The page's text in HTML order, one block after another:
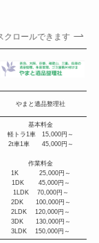
スクロールできます
やまと遺品整理社
基本料金
軽トラ1車 15,000円～
2t車1車 45,000円～
作業料金
1K 25,000円～
1DK 45,000円～
1LDK 70,000円～
2DK 100,000円～
2LDK 120,000円～
3DK 130,000円～
3LDK 150,000円～